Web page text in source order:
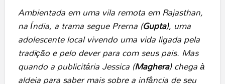
Ambientada em uma vila remota em Rajasthan,
na Índia, a trama segue Prerna (Gupta), uma
adolescente local vivendo uma vida ligada pela
tradição e pelo dever para com seus pais. Mas
quando a publicitária Jessica (Maghera) chega à
aldeia para saber mais sobre a infância de seu